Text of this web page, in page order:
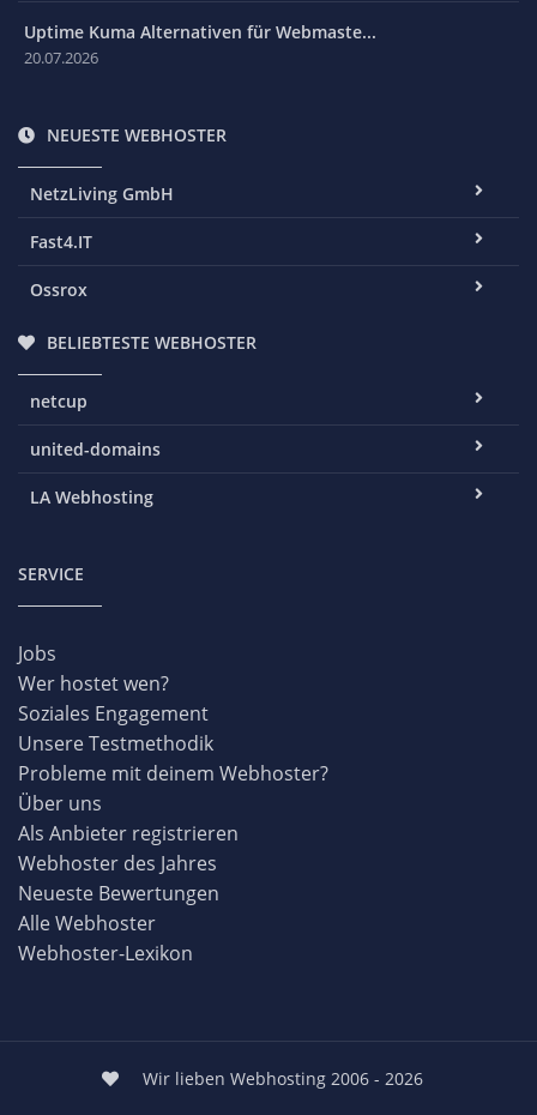
Uptime Kuma Alternativen für Webmaste...
20.07.2026
NEUESTE WEBHOSTER
NetzLiving GmbH
Fast4.IT
Ossrox
BELIEBTESTE WEBHOSTER
netcup
united-domains
LA Webhosting
SERVICE
Jobs
Wer hostet wen?
Soziales Engagement
Unsere Testmethodik
Probleme mit deinem Webhoster?
Über uns
Als Anbieter registrieren
Webhoster des Jahres
Neueste Bewertungen
Alle Webhoster
Webhoster-Lexikon
Wir lieben Webhosting 2006 - 2026